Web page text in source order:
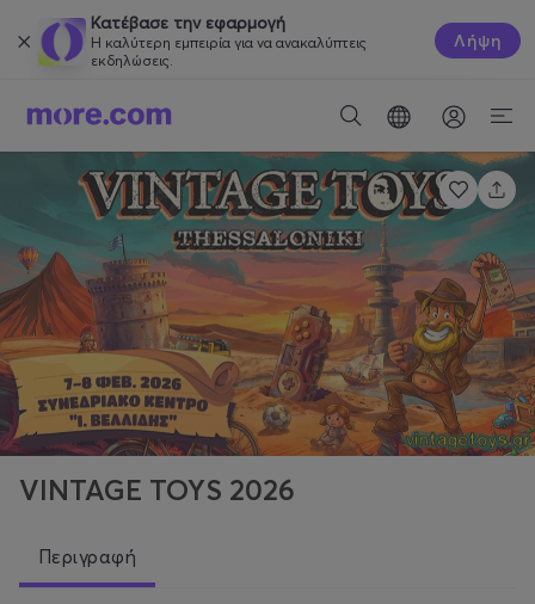
Κατέβασε την εφαρμογή
Η καλύτερη εμπειρία για να ανακαλύπτεις
εκδηλώσεις.
Λήψη
VINTAGE TOYS 2026
Περιγραφή